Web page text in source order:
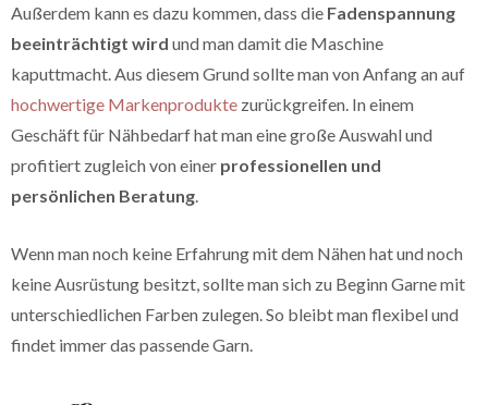
Außerdem kann es dazu kommen, dass die Fadenspannung
beeinträchtigt wird und man damit die Maschine
kaputtmacht. Aus diesem Grund sollte man von Anfang an auf
hochwertige Markenprodukte zurückgreifen. In einem
Geschäft für Nähbedarf hat man eine große Auswahl und
profitiert zugleich von einer professionellen und
persönlichen Beratung.
Wenn man noch keine Erfahrung mit dem Nähen hat und noch
keine Ausrüstung besitzt, sollte man sich zu Beginn Garne mit
unterschiedlichen Farben zulegen. So bleibt man flexibel und
findet immer das passende Garn.